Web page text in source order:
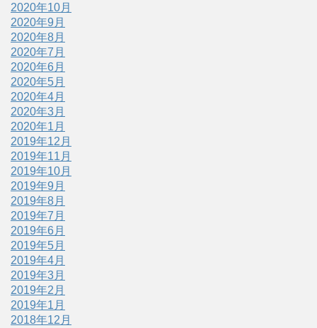
2020年10月
2020年9月
2020年8月
2020年7月
2020年6月
2020年5月
2020年4月
2020年3月
2020年1月
2019年12月
2019年11月
2019年10月
2019年9月
2019年8月
2019年7月
2019年6月
2019年5月
2019年4月
2019年3月
2019年2月
2019年1月
2018年12月